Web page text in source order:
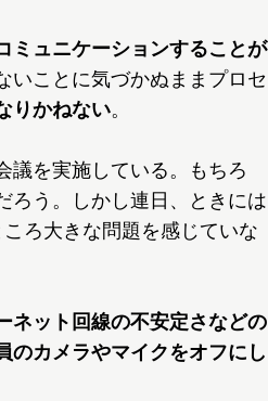
ミュニケーションすることが
いことに気づかぬままプロセ
りかねない。
を実施している。もちろ
ろう。しかし連日、ときには
ろ大きな問題を感じていな
ネット回線の不安定さなどの
のカメラやマイクをオフにし